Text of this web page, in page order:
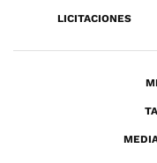
LICITACIONES